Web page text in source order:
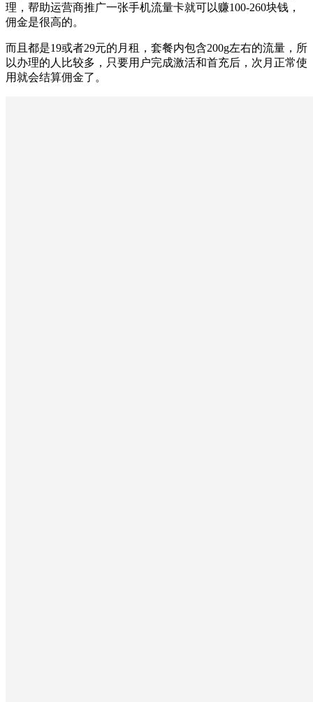
理，帮助运营商推广一张手机流量卡就可以赚100-260块钱，
佣金是很高的。
而且都是19或者29元的月租，套餐内包含200g左右的流量，所
以办理的人比较多，只要用户完成激活和首充后，次月正常使
用就会结算佣金了。